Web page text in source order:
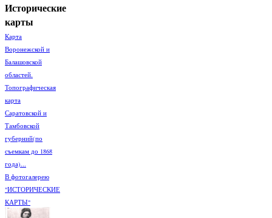
Исторические
карты
Карта
Воронежской и
Балашовской
областей.
Топографическая
карта
Саратовской и
Тамбовской
губерний(по
съемкам до 1868
года)...
В фотогалерею
"ИСТОРИЧЕСКИЕ
КАРТЫ"